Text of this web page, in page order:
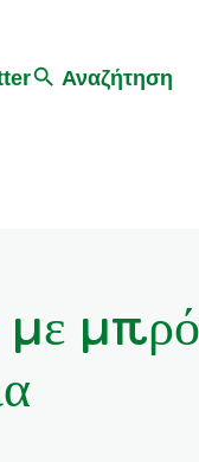
Αναζήτηση